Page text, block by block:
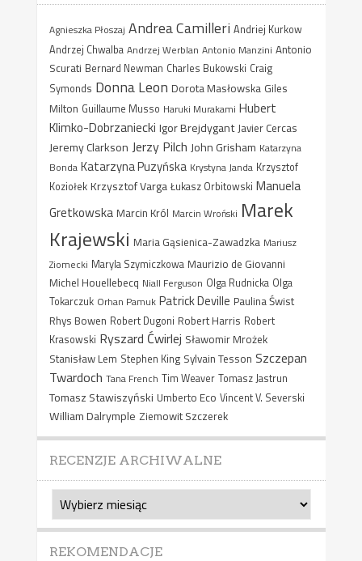
Agnieszka Płoszaj Andrea Camilleri Andriej Kurkow
Andrzej Chwalba Andrzej Werblan Antonio Manzini Antonio
Scurati Bernard Newman Charles Bukowski Craig
Symonds Donna Leon Dorota Masłowska Giles
Milton Guillaume Musso Haruki Murakami Hubert
Klimko-Dobrzaniecki Igor Brejdygant Javier Cercas
Jeremy Clarkson Jerzy Pilch John Grisham Katarzyna
Bonda Katarzyna Puzyńska Krystyna Janda Krzysztof
Koziołek Krzysztof Varga Łukasz Orbitowski Manuela
Gretkowska Marcin Król Marcin Wroński Marek
Krajewski Maria Gąsienica-Zawadzka Mariusz
Ziomecki Maryla Szymiczkowa Maurizio de Giovanni
Michel Houellebecq Niall Ferguson Olga Rudnicka Olga
Tokarczuk Orhan Pamuk Patrick Deville Paulina Świst
Rhys Bowen Robert Dugoni Robert Harris Robert
Krasowski Ryszard Ćwirlej Sławomir Mrożek
Stanisław Lem Stephen King Sylvain Tesson Szczepan
Twardoch Tana French Tim Weaver Tomasz Jastrun
Tomasz Stawiszyński Umberto Eco Vincent V. Severski
William Dalrymple Ziemowit Szczerek
RECENZJE ARCHIWALNE
Recenzje
archiwalne
REKOMENDACJE